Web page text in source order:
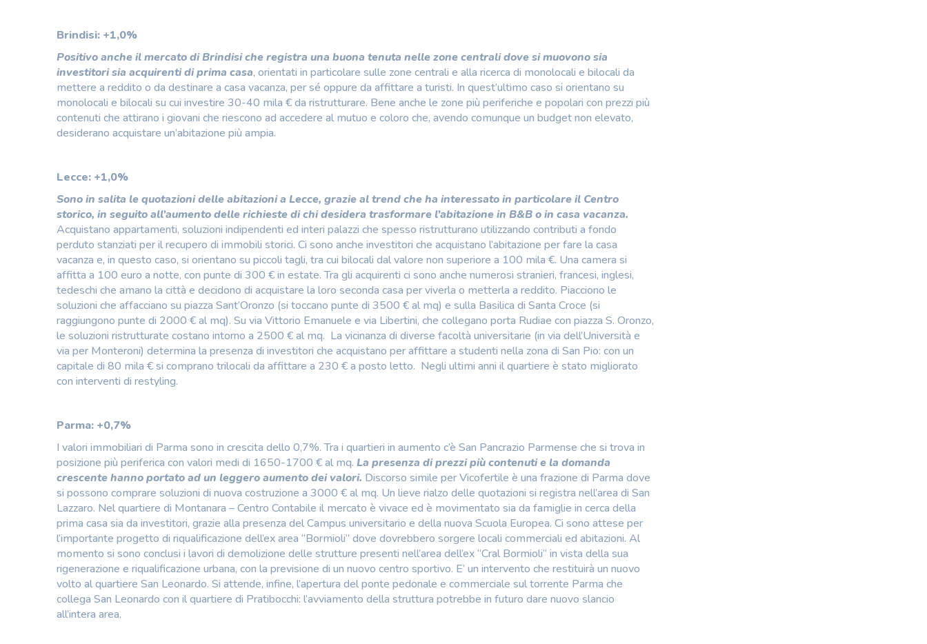
Brindisi: +1,0%
Positivo anche il mercato di Brindisi che registra una buona tenuta nelle zone centrali dove si muovono sia
investitori sia acquirenti di prima casa, orientati in particolare sulle zone centrali e alla ricerca di monolocali e bilocali da
mettere a reddito o da destinare a casa vacanza, per sé oppure da affittare a turisti. In quest’ultimo caso si orientano su
monolocali e bilocali su cui investire 30-40 mila € da ristrutturare. Bene anche le zone più periferiche e popolari con prezzi più
contenuti che attirano i giovani che riescono ad accedere al mutuo e coloro che, avendo comunque un budget non elevato,
desiderano acquistare un’abitazione più ampia.
Lecce: +1,0%
Sono in salita le quotazioni delle abitazioni a Lecce, grazie al trend che ha interessato in particolare il Centro
storico, in seguito all’aumento delle richieste di chi desidera trasformare l’abitazione in B&B o in casa vacanza.
Acquistano appartamenti, soluzioni indipendenti ed interi palazzi che spesso ristrutturano utilizzando contributi a fondo
perduto stanziati per il recupero di immobili storici. Ci sono anche investitori che acquistano l’abitazione per fare la casa
vacanza e, in questo caso, si orientano su piccoli tagli, tra cui bilocali dal valore non superiore a 100 mila €. Una camera si
affitta a 100 euro a notte, con punte di 300 € in estate. Tra gli acquirenti ci sono anche numerosi stranieri, francesi, inglesi,
tedeschi che amano la città e decidono di acquistare la loro seconda casa per viverla o metterla a reddito. Piacciono le
soluzioni che affacciano su piazza Sant’Oronzo (si toccano punte di 3500 € al mq) e sulla Basilica di Santa Croce (si
raggiungono punte di 2000 € al mq). Su via Vittorio Emanuele e via Libertini, che collegano porta Rudiae con piazza S. Oronzo,
le soluzioni ristrutturate costano intorno a 2500 € al mq. La vicinanza di diverse facoltà universitarie (in via dell’Università e
via per Monteroni) determina la presenza di investitori che acquistano per affittare a studenti nella zona di San Pio: con un
capitale di 80 mila € si comprano trilocali da affittare a 230 € a posto letto. Negli ultimi anni il quartiere è stato migliorato
con interventi di restyling.
Parma: +0,7%
I valori immobiliari di Parma sono in crescita dello 0,7%. Tra i quartieri in aumento c’è San Pancrazio Parmense che si trova in
posizione più periferica con valori medi di 1650-1700 € al mq. La presenza di prezzi più contenuti e la domanda
crescente hanno portato ad un leggero aumento dei valori. Discorso simile per Vicofertile è una frazione di Parma dove
si possono comprare soluzioni di nuova costruzione a 3000 € al mq. Un lieve rialzo delle quotazioni si registra nell’area di San
Lazzaro. Nel quartiere di Montanara – Centro Contabile il mercato è vivace ed è movimentato sia da famiglie in cerca della
prima casa sia da investitori, grazie alla presenza del Campus universitario e della nuova Scuola Europea. Ci sono attese per
l’importante progetto di riqualificazione dell’ex area “Bormioli” dove dovrebbero sorgere locali commerciali ed abitazioni. Al
momento si sono conclusi i lavori di demolizione delle strutture presenti nell’area dell’ex “Cral Bormioli” in vista della sua
rigenerazione e riqualificazione urbana, con la previsione di un nuovo centro sportivo. E’ un intervento che restituirà un nuovo
volto al quartiere San Leonardo. Si attende, infine, l’apertura del ponte pedonale e commerciale sul torrente Parma che
collega San Leonardo con il quartiere di Pratibocchi: l’avviamento della struttura potrebbe in futuro dare nuovo slancio
all’intera area.